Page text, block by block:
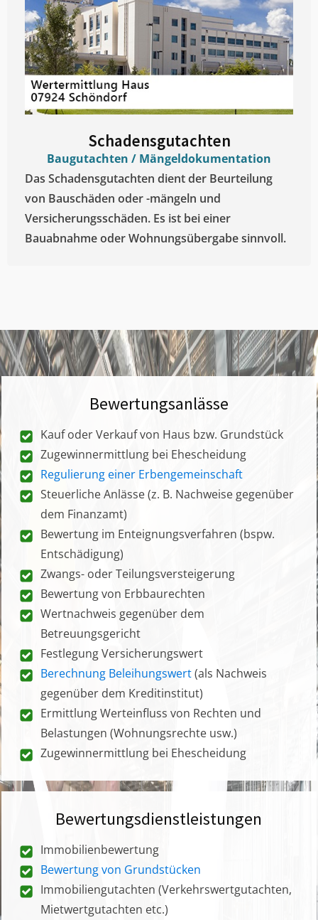
Schadensgutachten
Baugutachten / Mängeldokumentation
Das Schadensgutachten dient der Beurteilung
von Bauschäden oder -mängeln und
Versicherungsschäden. Es ist bei einer
Bauabnahme oder Wohnungsübergabe sinnvoll.
Bewertungsanlässe
Kauf oder Verkauf von Haus bzw. Grundstück
Zugewinnermittlung bei Ehescheidung
Regulierung einer Erbengemeinschaft
Steuerliche Anlässe (z. B. Nachweise gegenüber
dem Finanzamt)
Bewertung im Enteignungsverfahren (bspw.
Entschädigung)
Zwangs- oder Teilungsversteigerung
Bewertung von Erbbaurechten
Wertnachweis gegenüber dem
Betreuungsgericht
Festlegung Versicherungswert
Berechnung Beleihungswert(als Nachweis
gegenüber dem Kreditinstitut)
Ermittlung Werteinfluss von Rechten und
Belastungen (Wohnungsrechte usw.)
Zugewinnermittlung bei Ehescheidung
Bewertungsdienstleistungen
Immobilienbewertung
Bewertung von Grundstücken
Immobiliengutachten (Verkehrswertgutachten,
Mietwertgutachten etc.)